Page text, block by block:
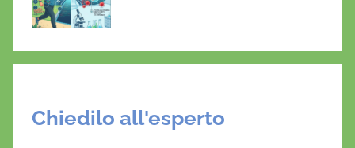
Chiedilo all'esperto